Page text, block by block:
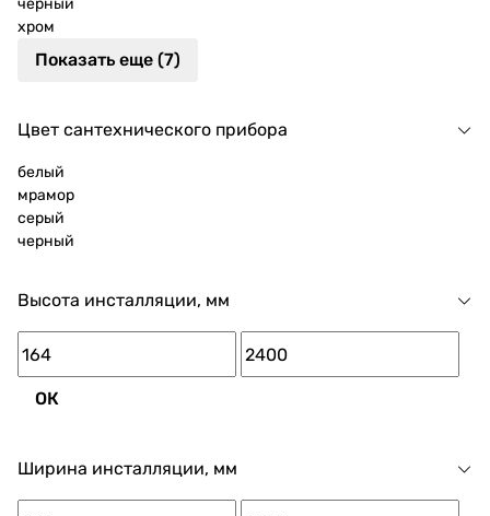
черный
хром
Показать еще (7)
Цвет сантехнического прибора
белый
мрамор
серый
черный
Высота инсталляции, мм
ОК
Ширина инсталляции, мм